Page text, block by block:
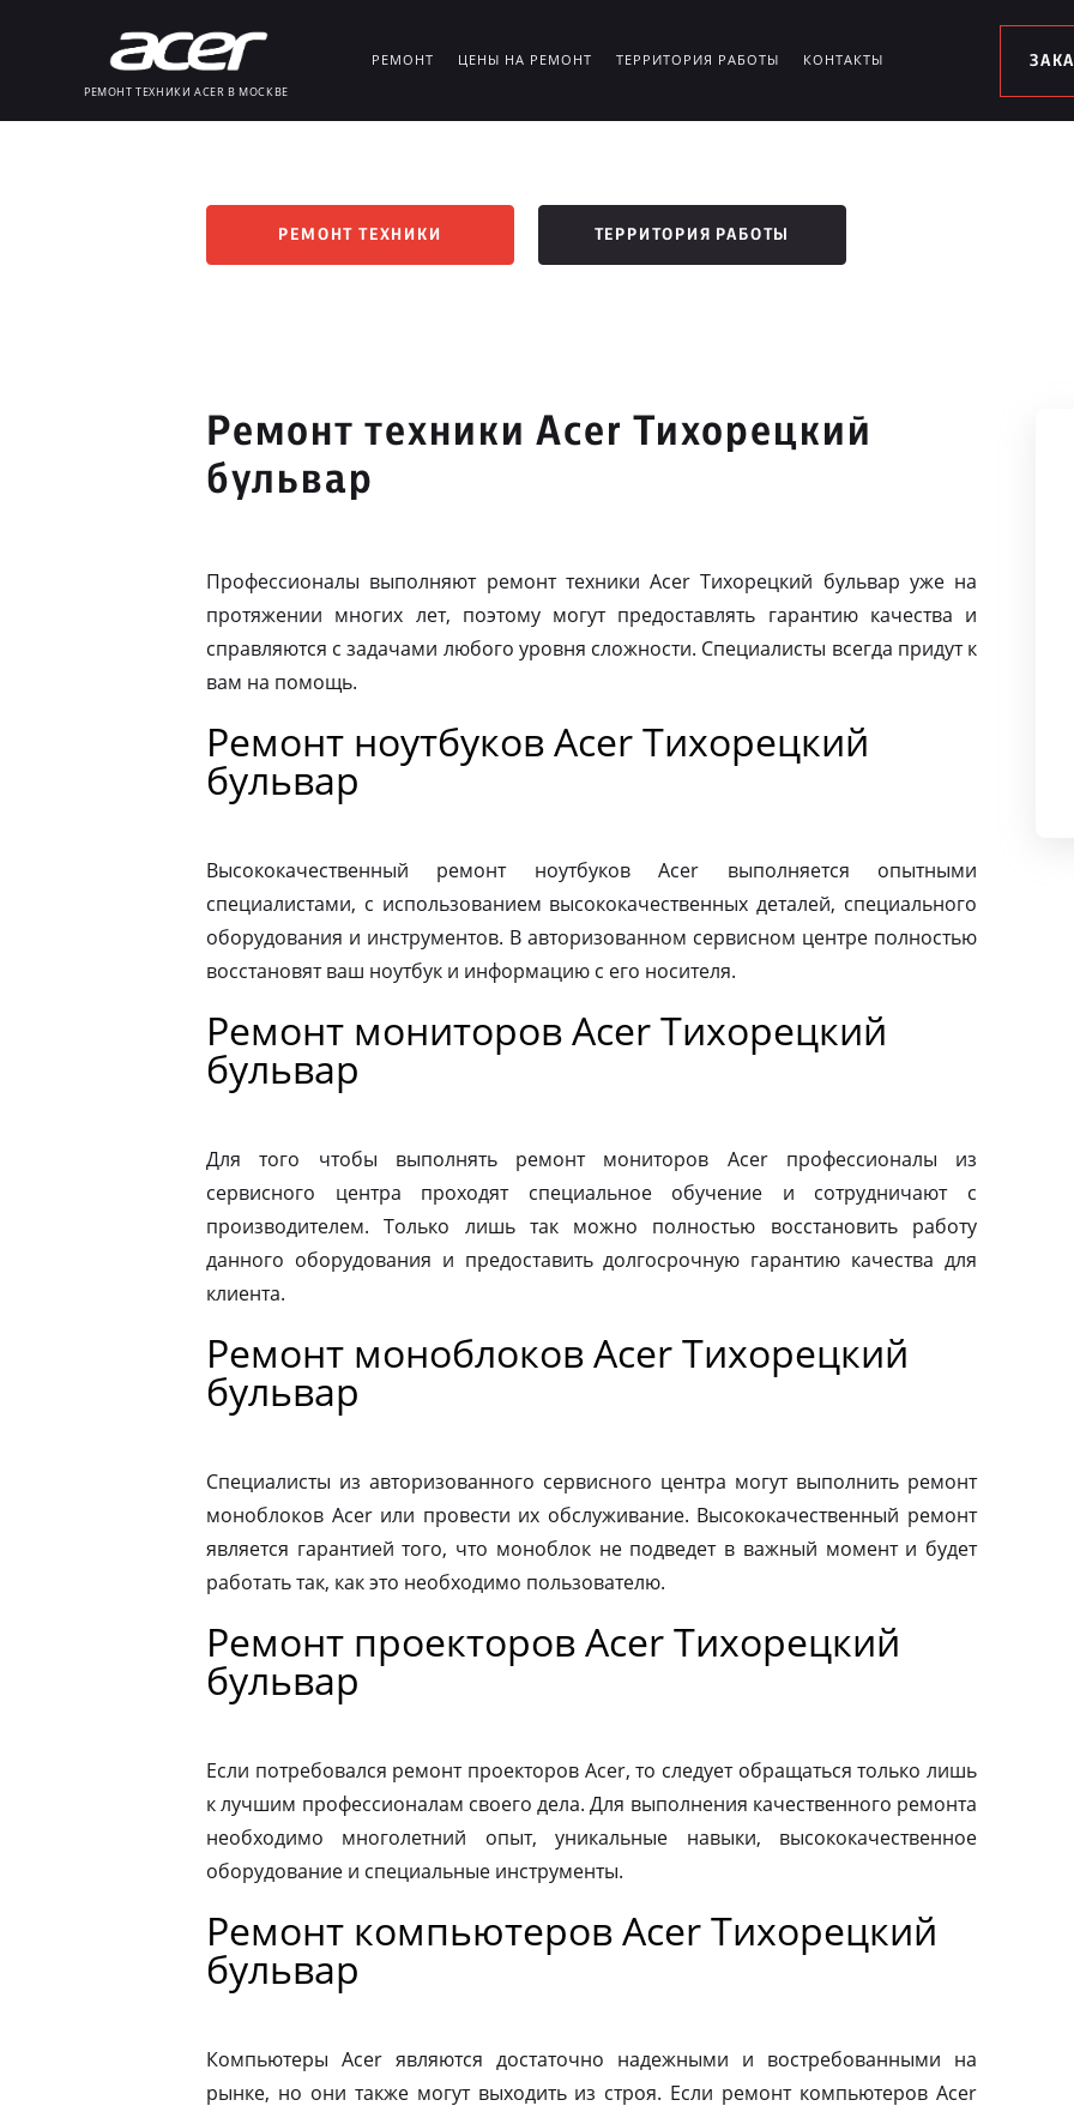
РЕМОНТ ТЕХНИКИ ACER В МОСКВЕ
РЕМОНТ ЦЕНЫ НА РЕМОНТ ТЕРРИТОРИЯ РАБОТЫ КОНТАКТЫ
РЕМОНТ ТЕХНИКИ ТЕРРИТОРИЯ РАБОТЫ
Ремонт техники Acer Тихорецкий
бульвар
Профессионалы выполняют ремонт техники Acer Тихорецкий бульвар уже на
протяжении многих лет, поэтому могут предоставлять гарантию качества и
справляются с задачами любого уровня сложности. Специалисты всегда придут к
вам на помощь.
Ремонт ноутбуков Acer Тихорецкий
бульвар
Высококачественный ремонт ноутбуков Acer выполняется опытными
специалистами, с использованием высококачественных деталей, специального
оборудования и инструментов. В авторизованном сервисном центре полностью
восстановят ваш ноутбук и информацию с его носителя.
Ремонт мониторов Acer Тихорецкий
бульвар
Для того чтобы выполнять ремонт мониторов Acer профессионалы из
сервисного центра проходят специальное обучение и сотрудничают с
производителем. Только лишь так можно полностью восстановить работу
данного оборудования и предоставить долгосрочную гарантию качества для
клиента.
Ремонт моноблоков Acer Тихорецкий
бульвар
Специалисты из авторизованного сервисного центра могут выполнить ремонт
моноблоков Acer или провести их обслуживание. Высококачественный ремонт
является гарантией того, что моноблок не подведет в важный момент и будет
работать так, как это необходимо пользователю.
Ремонт проекторов Acer Тихорецкий
бульвар
Если потребовался ремонт проекторов Acer, то следует обращаться только лишь
к лучшим профессионалам своего дела. Для выполнения качественного ремонта
необходимо многолетний опыт, уникальные навыки, высококачественное
оборудование и специальные инструменты.
Ремонт компьютеров Acer Тихорецкий
бульвар
Компьютеры Acer являются достаточно надежными и востребованными на
рынке, но они также могут выходить из строя. Если ремонт компьютеров Acer